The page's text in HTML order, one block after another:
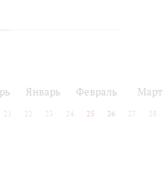
Январь Февраль Март
21 22 23 24 25 26 27 28